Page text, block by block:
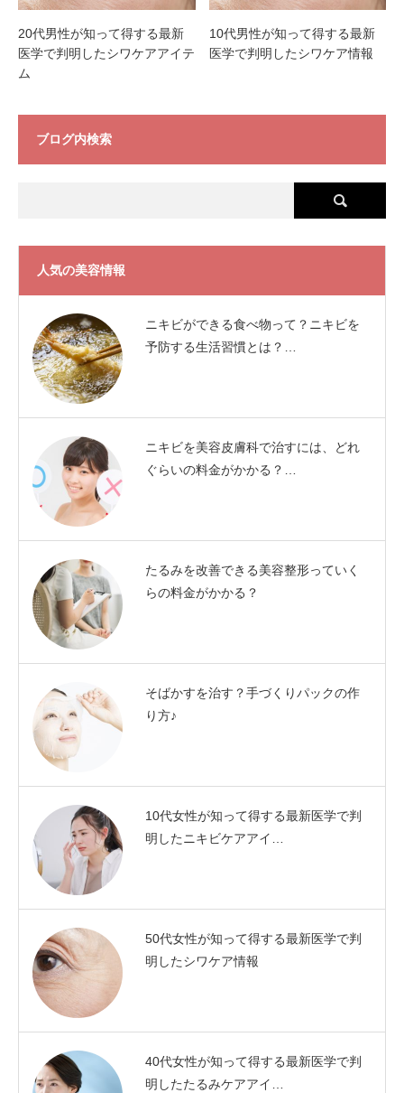
20代男性が知って得する最新
医学で判明したシワケアアイテ
ム
10代男性が知って得する最新
医学で判明したシワケア情報
ブログ内検索
人気の美容情報
ニキビができる食べ物って？ニキビを
予防する生活習慣とは？…
ニキビを美容皮膚科で治すには、どれ
ぐらいの料金がかかる？…
たるみを改善できる美容整形っていく
らの料金がかかる？
そばかすを治す？手づくりパックの作
り方♪
10代女性が知って得する最新医学で判
明したニキビケアアイ…
50代女性が知って得する最新医学で判
明したシワケア情報
40代女性が知って得する最新医学で判
明したたるみケアアイ…